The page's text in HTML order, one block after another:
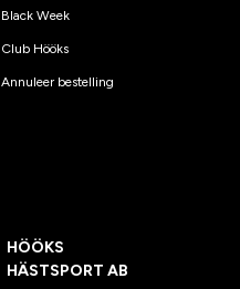
Black Week
Club Hööks
Annuleer bestelling
HÖÖKS
HÄSTSPORT AB